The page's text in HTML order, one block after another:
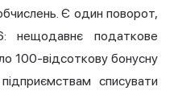
Є один поворот,
нещодавнє податкове
100-відсоткову бонусну
списувати